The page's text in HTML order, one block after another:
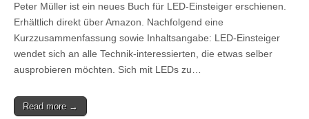
Peter Müller ist ein neues Buch für LED-Einsteiger erschienen.
Erhältlich direkt über Amazon. Nachfolgend eine
Kurzzusammenfassung sowie Inhaltsangabe: LED-Einsteiger
wendet sich an alle Technik-interessierten, die etwas selber
ausprobieren möchten. Sich mit LEDs zu…
Read more →